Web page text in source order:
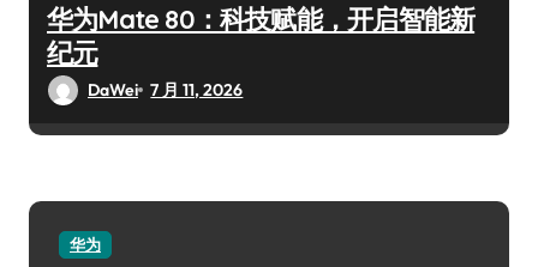
华为Mate 80：科技赋能，开启智能新
纪元
DaWei 7 月 11, 2026
华为